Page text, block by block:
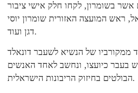
אשר בשומרון, לקחו חלק אישי ציבור
ראש המועצה האזורית שומרון יוסי
דגן ועוד.
ממקורביו של הנשיא לשעבר דונאלד
כיועצו, ונחשב לאחד האנשים
הבולטים בחיזוק הריבונות הישראלית.